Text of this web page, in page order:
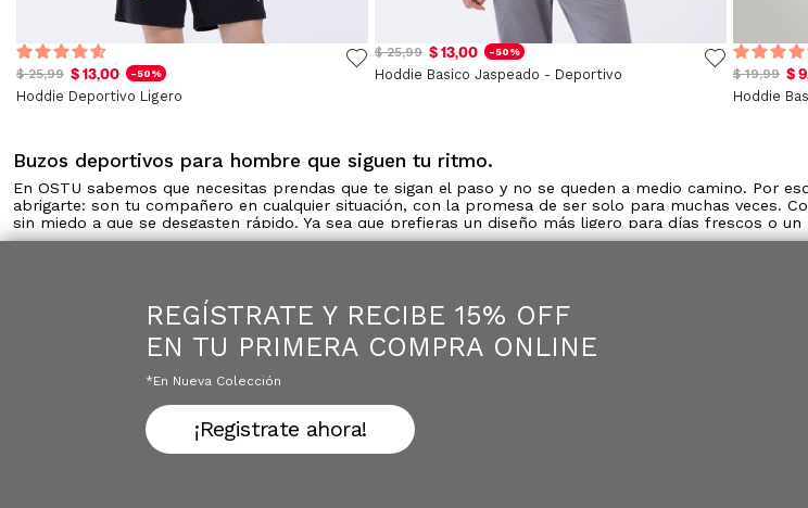
$ 25,99 $ 13,00 -50%
Hoddie Deportivo Ligero
$ 25,99 $ 13,00 -50%
Hoddie Basico Jaspeado - Deportivo $ 19,99 $
Hoddie
Buzos deportivos para hombre que siguen tu ritmo.
En OSTU sabemos que necesitas prendas que te sigan el paso y no se queden a medio camino. Por
abrigarte: son tu compañero en cualquier situación, con la promesa de ser solo para muchas veces.
sin miedo a que se desgasten rápido. Ya sea que prefieras un diseño más ligero para días frescos o
versatilidad hace que combinen fácilmente con otras piezas de nuestra colección, como pantalones
Ideales para esos días en los que el clima cambia cada hora. Puedes abrirlos para ventilarte cuando
Perfectos para usar sobre una camiseta deportiva de manga corta o manga larga y tener un look
Buzos tipo sudadera
pierden la forma, estos buzos acompañan tu día a día sin complicaciones. Combínalos con nuestras
Buzos ligeros para entrenar
REGÍSTRATE Y RECIBE 15% OFF
EN TU PRIMERA COMPRA ONLINE
*en Nueva Colección
¡Registrate ahora!